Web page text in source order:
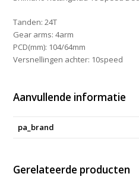
Tanden: 24T
Gear arms: 4arm
PCD(mm): 104/64mm
Versnellingen achter: 10speed
Aanvullende informatie
pa_brand
Gerelateerde producten